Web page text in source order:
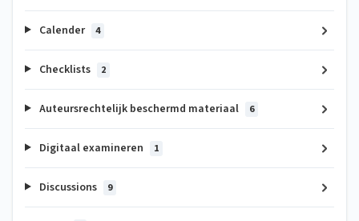
Calender 4
Checklists 2
Auteursrechtelijk beschermd materiaal 6
Digitaal examineren 1
Discussions 9